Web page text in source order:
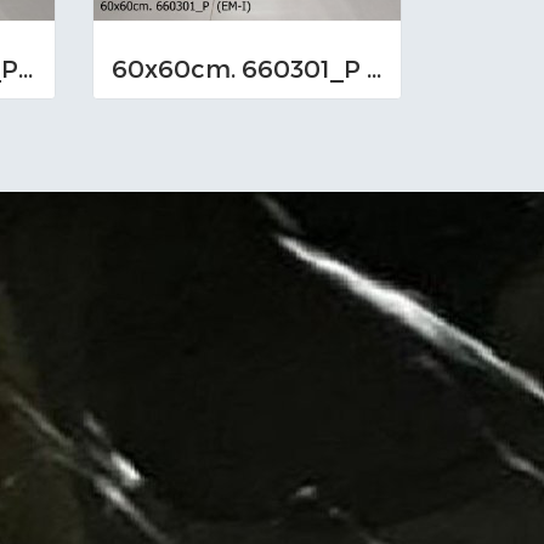
60x60cm. 660299_P (EM-I) 60x60cm. 660301_P (EM-I)